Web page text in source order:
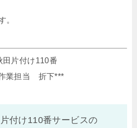
。
田片付け110番
業担当 折下***
付け110番サービスの